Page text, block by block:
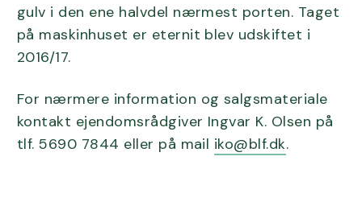
gulv i den ene halvdel nærmest porten. Taget
på maskinhuset er eternit blev udskiftet i
2016/17.
For nærmere information og salgsmateriale
kontakt ejendomsrådgiver Ingvar K. Olsen på
tlf. 5690 7844 eller på mail iko@blf.dk.